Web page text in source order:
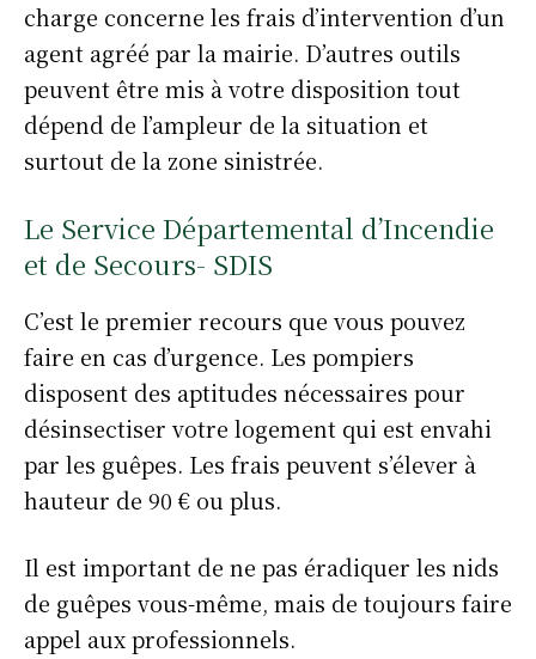
charge concerne les frais d’intervention d’un
agent agréé par la mairie. D’autres outils
peuvent être mis à votre disposition tout
dépend de l’ampleur de la situation et
surtout de la zone sinistrée.
Le Service Départemental d’Incendie
et de Secours- SDIS
C’est le premier recours que vous pouvez
faire en cas d’urgence. Les pompiers
disposent des aptitudes nécessaires pour
désinsectiser votre logement qui est envahi
par les guêpes. Les frais peuvent s’élever à
hauteur de 90 € ou plus.
Il est important de ne pas éradiquer les nids
de guêpes vous-même, mais de toujours faire
appel aux professionnels.